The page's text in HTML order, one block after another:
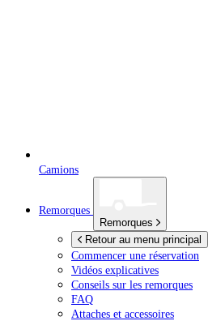
Camions
Remorques
Remorques
Retour au menu principal
Commencer une réservation
Vidéos explicatives
Conseils sur les remorques
FAQ
Attaches et accessoires